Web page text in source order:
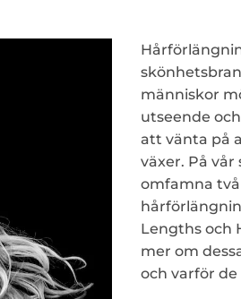
människor
utseende
att vänta på
växer. På
omfamna
Lengths och
mer om
och varför de